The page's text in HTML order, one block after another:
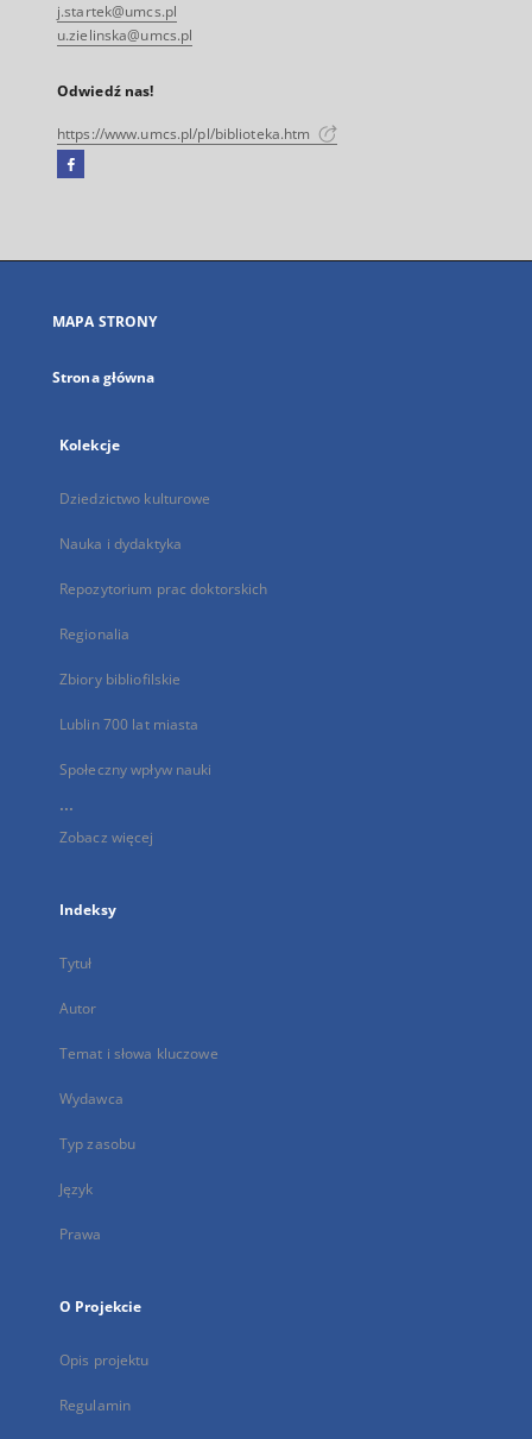
j.startek@umcs.pl
u.zielinska@umcs.pl
Odwiedź nas!
https://www.umcs.pl/pl/biblioteka.htm
Facebook
się
karcie
MAPA STRONY
Strona główna
Kolekcje
Dziedzictwo kulturowe
Nauka i dydaktyka
Repozytorium prac doktorskich
Regionalia
Zbiory bibliofilskie
Lublin 700 lat miasta
Społeczny wpływ nauki
...
Zobacz więcej
Indeksy
Tytuł
Autor
Temat i słowa kluczowe
Wydawca
Typ zasobu
Język
Prawa
O Projekcie
Opis projektu
Regulamin